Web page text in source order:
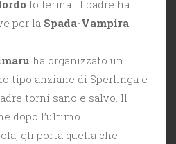
lo ferma. Il padre ha
per la Spada-Vampira!
ha organizzato un
tipo anziane di Sperlinga e
torni sano e salvo. Il
dopo l’ultimo
gli porta quella che